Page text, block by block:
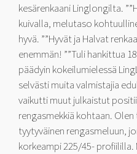
kesärenkaani Linglongilta.
kuivalla, melutaso
hyvä. ””Hyvät ja Halvat
enemmän! ””Tuli hankittua
päädyin kokeilumielessä
selvästi muita valmistajia
vaikutti muut julkaistut
rengasmekkiä kohtaan.
tyytyväinen rengasmeluun,
korkeampi 225/45-